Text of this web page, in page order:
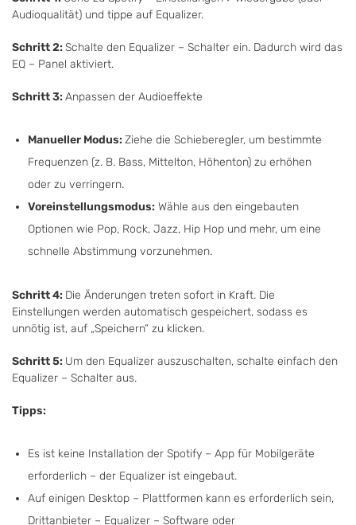
Audioqualität) und tippe auf Equalizer.
Schritt 2: Schalte den Equalizer – Schalter ein. Dadurch wird das
EQ – Panel aktiviert.
Schritt 3: Anpassen der Audioeffekte
Manueller Modus: Ziehe die Schieberegler, um bestimmte
Frequenzen (z. B. Bass, Mittelton, Höhenton) zu erhöhen
oder zu verringern.
Voreinstellungsmodus: Wähle aus den eingebauten
Optionen wie Pop, Rock, Jazz, Hip Hop und mehr, um eine
schnelle Abstimmung vorzunehmen.
Schritt 4: Die Änderungen treten sofort in Kraft. Die
Einstellungen werden automatisch gespeichert, sodass es
unnötig ist, auf „Speichern“ zu klicken.
Schritt 5: Um den Equalizer auszuschalten, schalte einfach den
Equalizer – Schalter aus.
Tipps:
Es ist keine Installation der Spotify – App für Mobilgeräte
erforderlich – der Equalizer ist eingebaut.
Auf einigen Desktop – Plattformen kann es erforderlich sein,
Drittanbieter – Equalizer – Software oder